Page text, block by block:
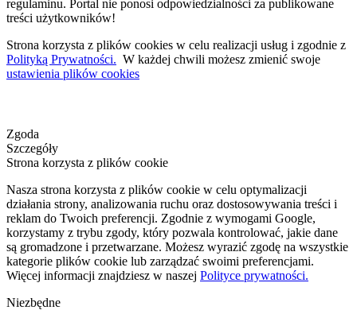
regulaminu. Portal nie ponosi odpowiedzialności za publikowane
treści użytkowników!
Strona korzysta z plików cookies w celu realizacji usług i zgodnie z
Polityką Prywatności. W każdej chwili możesz zmienić swoje
ustawienia plików cookies
Zgoda
Szczegóły
Strona korzysta z plików cookie
Nasza strona korzysta z plików cookie w celu optymalizacji
działania strony, analizowania ruchu oraz dostosowywania treści i
reklam do Twoich preferencji. Zgodnie z wymogami Google,
korzystamy z trybu zgody, który pozwala kontrolować, jakie dane
są gromadzone i przetwarzane. Możesz wyrazić zgodę na wszystkie
kategorie plików cookie lub zarządzać swoimi preferencjami.
Więcej informacji znajdziesz w naszej Polityce prywatności.
Niezbędne